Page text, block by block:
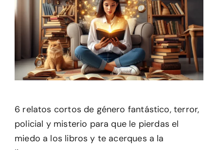
6 relatos cortos de género fantástico, terror,
policial y misterio para que le pierdas el
miedo a los libros y te acerques a la